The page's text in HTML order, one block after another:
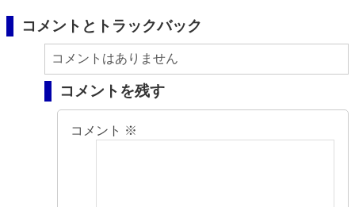
コメントとトラックバック
コメントはありません
コメントを残す
コメント ※